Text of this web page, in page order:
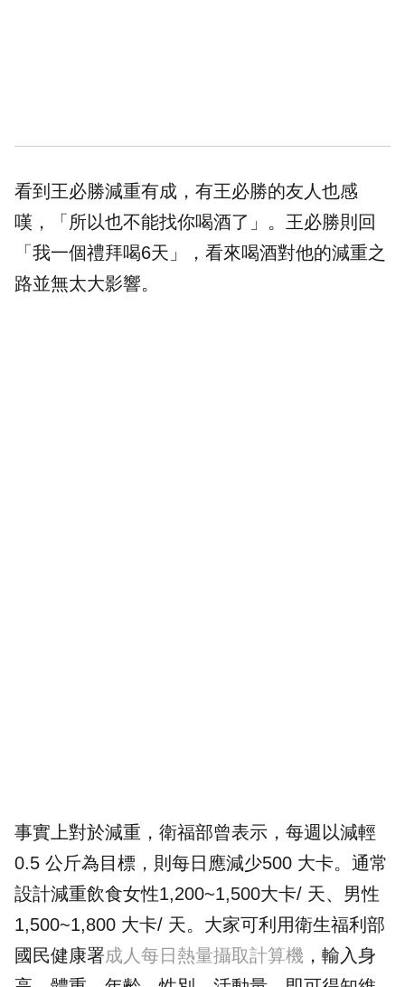
看到王必勝減重有成，有王必勝的友人也感
嘆，「所以也不能找你喝酒了」。王必勝則回
「我一個禮拜喝6天」，看來喝酒對他的減重之
路並無太大影響。
事實上對於減重，衛福部曾表示，每週以減輕
0.5 公斤為目標，則每日應減少500 大卡。通常
設計減重飲食女性1,200~1,500大卡/ 天、男性
1,500~1,800 大卡/ 天。大家可利用衛生福利部
國民健康署成人每日熱量攝取計算機 ，輸入身